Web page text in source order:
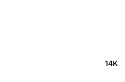
14K